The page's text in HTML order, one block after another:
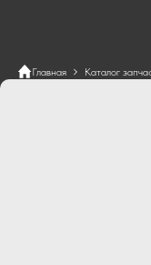
Главная Каталог